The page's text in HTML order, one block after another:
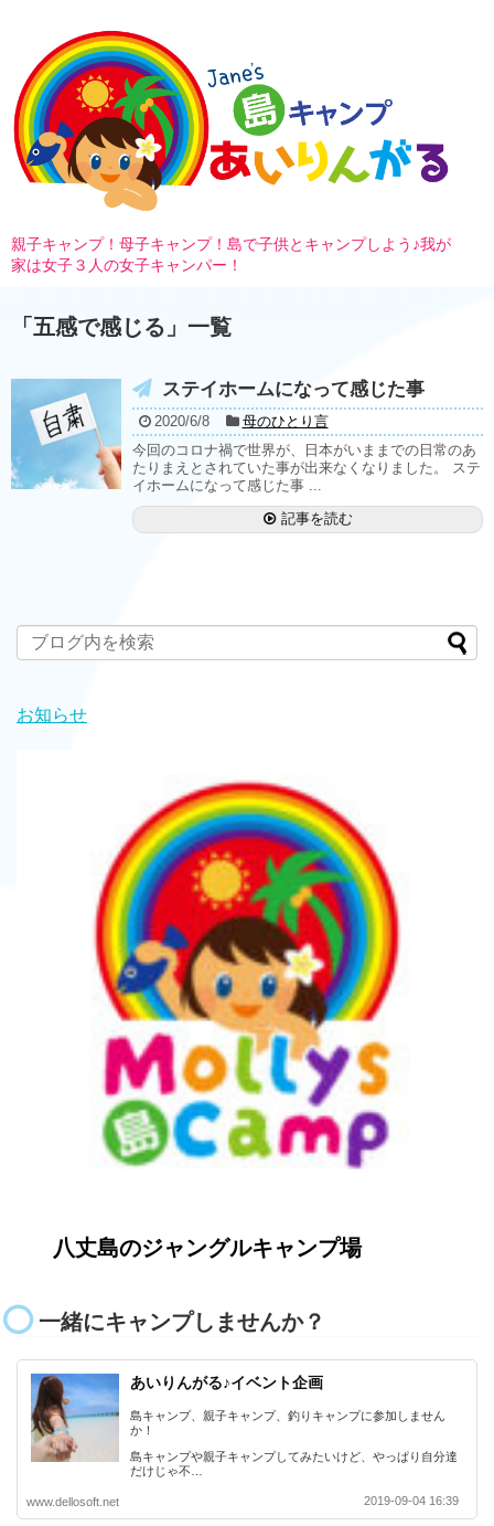
親子キャンプ！母子キャンプ！島で子供とキャンプしよう♪我が
家は女子３人の女子キャンパー！
「 五感で感じる 」 一覧
ステイホームになって感じた事
2020/6/8
母のひとり言
今回のコロナ禍で世界が、日本がいままでの日常のあ
たりまえとされていた事が出来なくなりました。 ステ
イホームになって感じた事 ...
記事を読む
お知らせ
八丈島のジャングルキャンプ場
一緒にキャンプしませんか？
あいりんがる♪イベント企画
島キャンプ、親子キャンプ、釣りキャンプに参加しません
か！
島キャンプや親子キャンプしてみたいけど、やっぱり自分達
だけじゃ不…
www.dellosoft.net 2019-09-04 16:39